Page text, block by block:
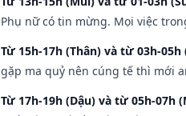
Phụ nữ có tin mừng. Mọi việc
Từ 15h-17h (Thân) và từ 03h-05h
gặp ma quỷ nên cúng tế thì mới
Từ 17h-19h (Dậu) và từ 05h-07h